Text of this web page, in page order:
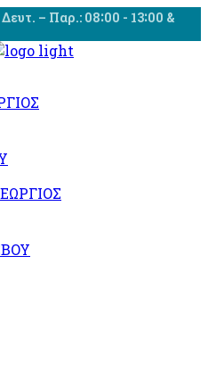
Δευτ. – Παρ.: 08∶00 - 13∶00 &